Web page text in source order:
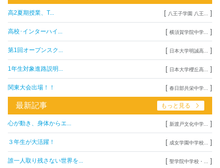
高2夏期授業、T... [ 八王子学園 八王... ]
高校･インターハイ... [ 横須賀学院中学... ]
第1回オープンスク... [ 日本大学明誠高... ]
1年生対象進路説明... [ 日本大学櫻丘高... ]
関東大会出場！！ [ 春日部共栄中学... ]
最新記事 もっと見る
心が動き、身体からエ... [ 新渡戸文化中学... ]
３年生が大活躍！ [ 成女学園中学校... ]
誰一人取り残さない世界を... [ 聖学院中学校・... ]